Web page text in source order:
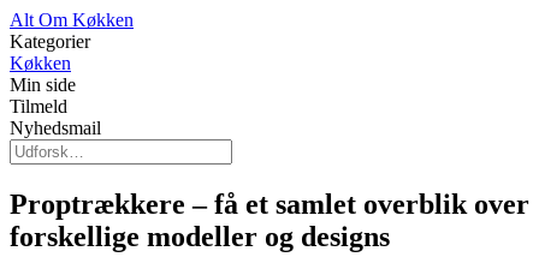
Alt Om Køkken
Kategorier
Køkken
Min side
Tilmeld
Nyhedsmail
Proptrækkere – få et samlet overblik over
forskellige modeller og designs